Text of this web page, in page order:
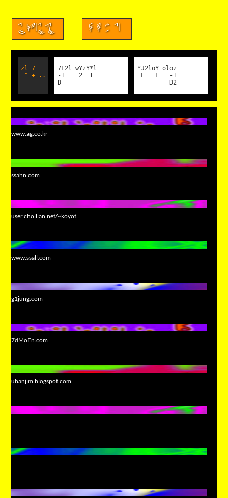
금누리글꼴 두루쓰기
zl 7
^ + ..
7L2l wYzY*l
-T 2 T
D
*J2loY oloz
L L -T
D2
www.ag.co.kr
ssahn.com
user.chollian.net/~koyot
www.ssall.com
g1jung.com
7dMoEn.com
uhanjim.blogspot.com